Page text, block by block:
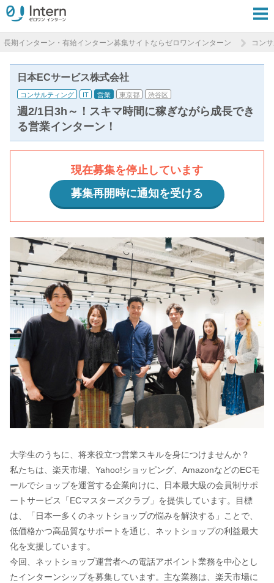
長期インターン・有給インターン募集サイトならゼロワンインターン コン
日本ECサービス株式会社
コンサルティング IT 営業 東京都 渋谷区
週2/1日3h～！スキマ時間に稼ぎながら成長でき
る営業インターン！
現在募集を停止しています
募集再開時に通知を受ける
大学生のうちに、将来役立つ営業スキルを身につけませんか？
私たちは、楽天市場、Yahoo!ショッピング、AmazonなどのECモ
ールでショップを運営する企業向けに、日本最大級の会員制サポ
ートサービス「ECマスターズクラブ」を提供しています。目標
は、「日本一多くのネットショップの悩みを解決する」ことで、
低価格かつ高品質なサポートを通じ、ネットショップの利益最大
化を支援しています。
今回、ネットショップ運営者への電話アポイント業務を中心とし
たインターンシップを募集しています。主な業務は、楽天市場に